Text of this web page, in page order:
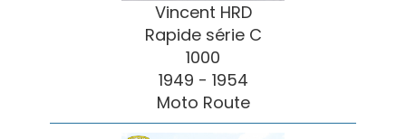
Vincent HRD
Rapide série C
1000
1949 - 1954
Moto Route